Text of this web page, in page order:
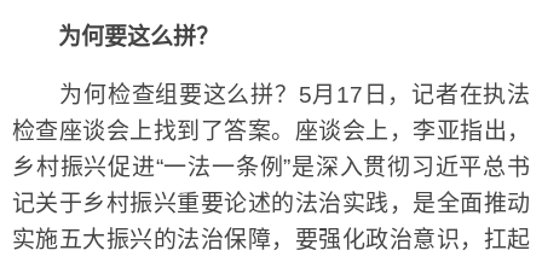
为何要这么拼？
为何检查组要这么拼？5月17日，记者在执法
检查座谈会上找到了答案。座谈会上，李亚指出，
乡村振兴促进“一法一条例”是深入贯彻习近平总书
记关于乡村振兴重要论述的法治实践，是全面推动
实施五大振兴的法治保障，要强化政治意识，扛起